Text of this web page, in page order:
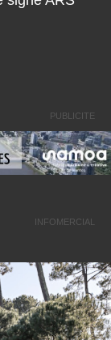
PUBLICITE
INFOMERCIAL